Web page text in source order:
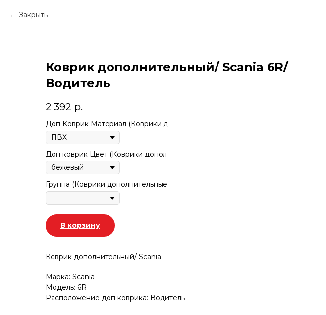
Закрыть
Коврик дополнительный/ Scania 6R/
Водитель
2 392 р.
Доп Коврик Материал (Коврики д
Доп коврик Цвет (Коврики допол
Группа (Коврики дополнительные
В корзину
Коврик дополнительный/ Scania
Марка: Scania
Модель: 6R
Расположение доп коврика: Водитель